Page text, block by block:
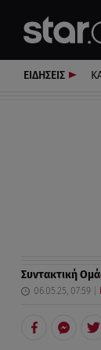
ΕΙΔΗΣΕΙΣ
Συντακτική
06.05.25, 07:59